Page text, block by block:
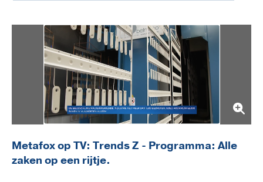
Metafox op TV: Trends Z - Programma: Alle
zaken op een rijtje.